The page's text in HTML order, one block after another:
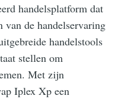
handelsplatform dat
van de handelservaring
handelstools
stellen om
Met zijn
Iplex Xp een